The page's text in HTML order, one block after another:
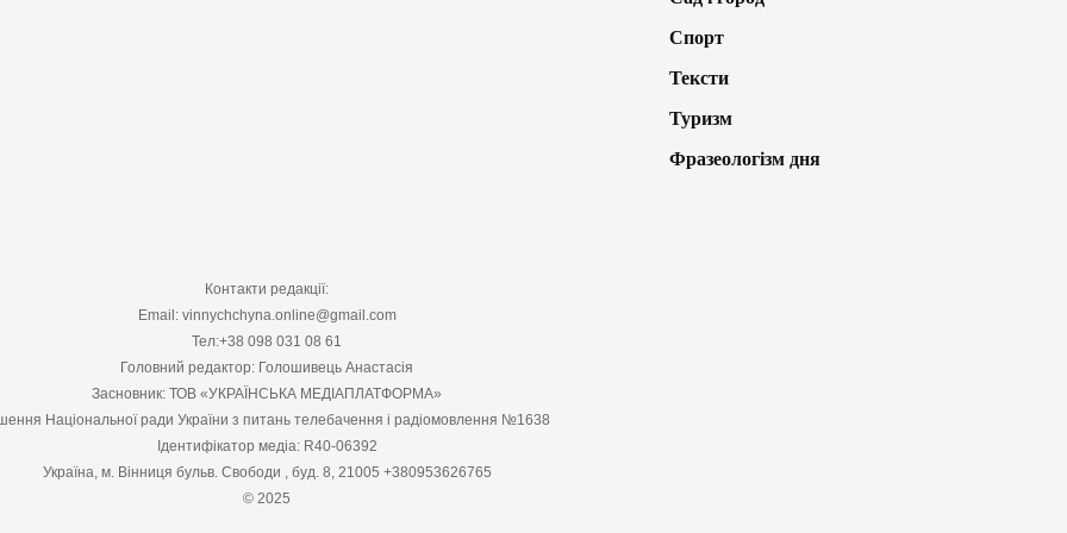
Спорт
Тексти
Туризм
Фразеологізм дня
Контакти редакції:
Email: vinnychchyna.online@gmail.com
Тел:+38 098 031 08 61
Головний редактор: Голошивець Анастасія
Засновник: ТОВ «УКРАЇНСЬКА МЕДІАПЛАТФОРМА»
Національної ради України з питань телебачення і радіомовлення №1638
Ідентифікатор медіа: R40-06392
Україна, м. Вінниця бульв. Свободи , буд. 8, 21005 +380953626765
© 2025